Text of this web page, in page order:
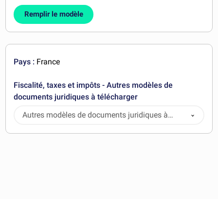
Remplir le modèle
Pays : France
Fiscalité, taxes et impôts - Autres modèles de
documents juridiques à télécharger
Autres modèles de documents juridiques à
télécharger